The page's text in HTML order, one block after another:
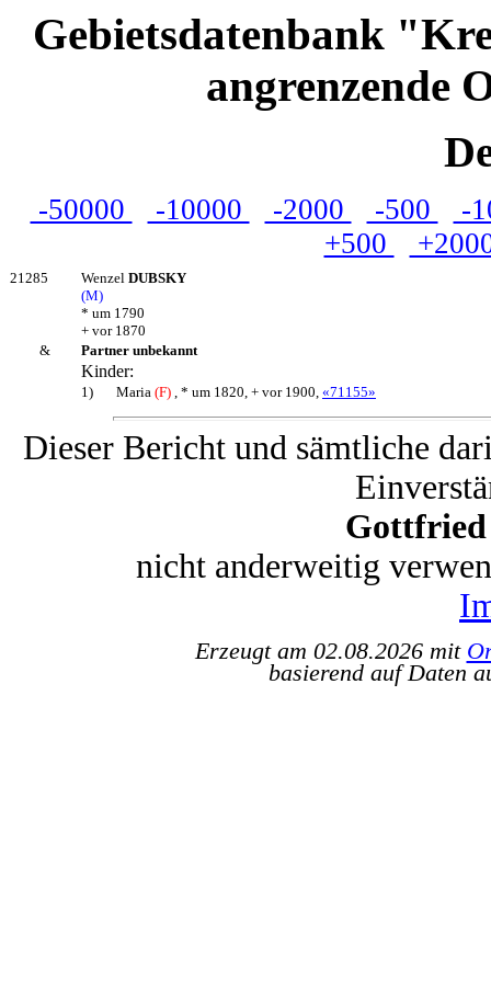
Gebietsdatenbank
angrenzende
-50000 -10000 -2000 -500
-
+500
21285 Wenzel DUBSKY
(M)
* um 1790
+ vor 1870
&
Partner unbekannt
Kinder:
1) Maria (F) , * um 1820, + vor 1900, «71155»
Dieser Bericht und sämtliche
Gottfried
nicht anderweitig
Erzeugt am 02.08.2026 mit
basierend auf Daten